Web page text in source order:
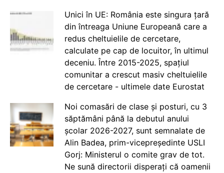
Unici în UE: România este singura țară
din întreaga Uniune Europeană care a
redus cheltuielile de cercetare,
calculate pe cap de locuitor, în ultimul
deceniu. Între 2015-2025, spațiul
comunitar a crescut masiv cheltuielile
de cercetare - ultimele date Eurostat
Noi comasări de clase și posturi, cu 3
săptămâni până la debutul anului
școlar 2026-2027, sunt semnalate de
Alin Badea, prim-vicepreședinte USLI
Gorj: Ministerul o comite grav de tot.
Ne sună directorii disperați că oamenii